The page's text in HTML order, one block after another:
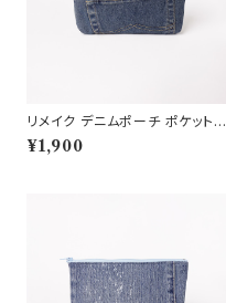
リメイク デニムポーチ ポケットデ
ザイン 市松裏地 クッション入り
¥1,900